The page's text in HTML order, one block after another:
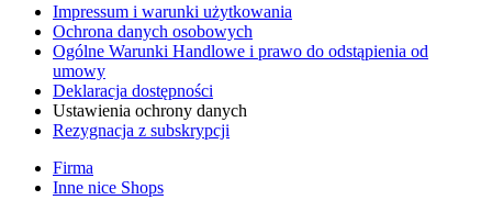
Impressum i warunki użytkowania
Ochrona danych osobowych
Ogólne Warunki Handlowe i prawo do odstąpienia od
umowy
Deklaracja dostępności
Ustawienia ochrony danych
Rezygnacja z subskrypcji
Firma
Inne nice Shops